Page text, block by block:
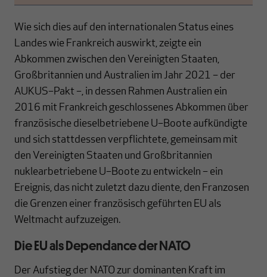
Wie sich dies auf den internationalen Status eines
Landes wie Frankreich auswirkt, zeigte ein
Abkommen zwischen den Vereinigten Staaten,
Großbritannien und Australien im Jahr 2021 – der
AUKUS–Pakt –, in dessen Rahmen Australien ein
2016 mit Frankreich geschlossenes Abkommen über
französische dieselbetriebene U–Boote aufkündigte
und sich stattdessen verpflichtete, gemeinsam mit
den Vereinigten Staaten und Großbritannien
nuklearbetriebene U–Boote zu entwickeln – ein
Ereignis, das nicht zuletzt dazu diente, den Franzosen
die Grenzen einer französisch geführten EU als
Weltmacht aufzuzeigen.
Die EU als Dependance der NATO
Der Aufstieg der NATO zur dominanten Kraft im